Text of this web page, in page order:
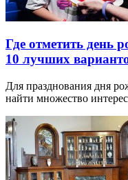
Где отметить день
10 лучших
Для празднования дня
найти множество